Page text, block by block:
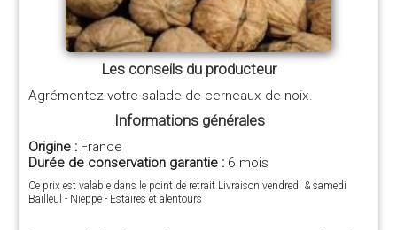
Les conseils du producteur
Agrémentez votre salade de cerneaux de noix.
Informations générales
Origine : France
Durée de conservation garantie : 6 mois
Ce prix est valable dans le point de retrait Livraison vendredi & samedi
Bailleul - Nieppe - Estaires et alentours